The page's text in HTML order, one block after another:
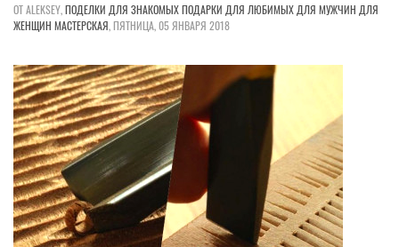
ОТ ALEKSEY,ПОДЕЛКИ ДЛЯ ЗНАКОМЫХПОДАРКИ ДЛЯ ЛЮБИМЫХ ДЛЯ МУЖЧИН ДЛЯ
ЖЕНЩИН МАСТЕРСКАЯ,ПЯТНИЦА, 05 ЯНВАРЯ 2018